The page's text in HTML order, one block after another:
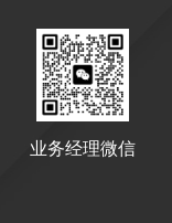
业务经理微信